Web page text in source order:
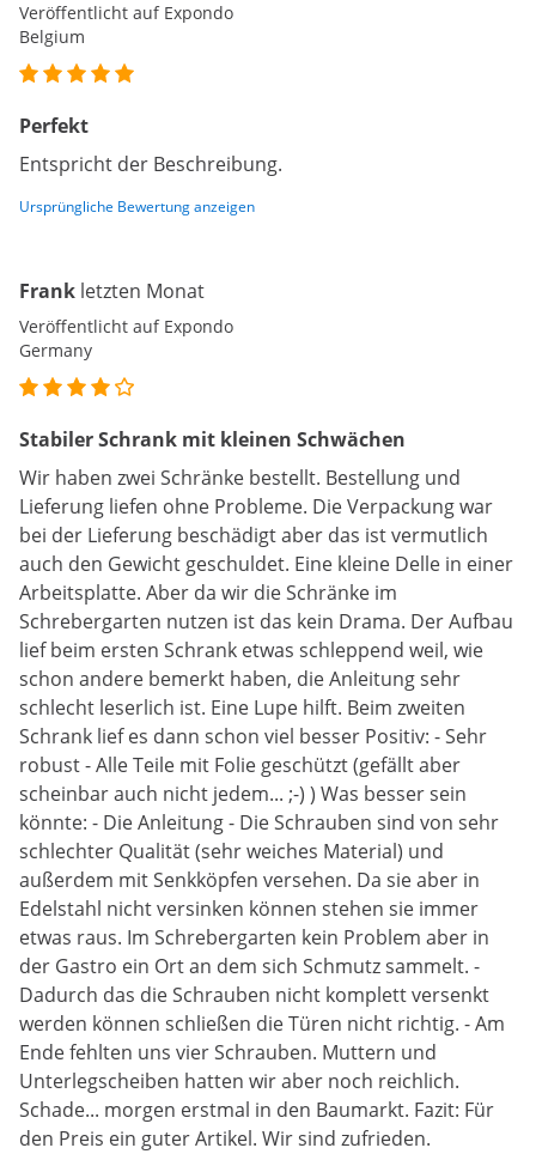
Veröffentlicht auf Expondo
Belgium
Perfekt
Entspricht der Beschreibung.
Ursprüngliche Bewertung anzeigen
Frank letzten Monat
Veröffentlicht auf Expondo
Germany
Stabiler Schrank mit kleinen Schwächen
Wir haben zwei Schränke bestellt. Bestellung und
Lieferung liefen ohne Probleme. Die Verpackung war
bei der Lieferung beschädigt aber das ist vermutlich
auch den Gewicht geschuldet. Eine kleine Delle in einer
Arbeitsplatte. Aber da wir die Schränke im
Schrebergarten nutzen ist das kein Drama. Der Aufbau
lief beim ersten Schrank etwas schleppend weil, wie
schon andere bemerkt haben, die Anleitung sehr
schlecht leserlich ist. Eine Lupe hilft. Beim zweiten
Schrank lief es dann schon viel besser Positiv: - Sehr
robust - Alle Teile mit Folie geschützt (gefällt aber
scheinbar auch nicht jedem... ;-) ) Was besser sein
könnte: - Die Anleitung - Die Schrauben sind von sehr
schlechter Qualität (sehr weiches Material) und
außerdem mit Senkköpfen versehen. Da sie aber in
Edelstahl nicht versinken können stehen sie immer
etwas raus. Im Schrebergarten kein Problem aber in
der Gastro ein Ort an dem sich Schmutz sammelt. -
Dadurch das die Schrauben nicht komplett versenkt
werden können schließen die Türen nicht richtig. - Am
Ende fehlten uns vier Schrauben. Muttern und
Unterlegscheiben hatten wir aber noch reichlich.
Schade... morgen erstmal in den Baumarkt. Fazit: Für
den Preis ein guter Artikel. Wir sind zufrieden.